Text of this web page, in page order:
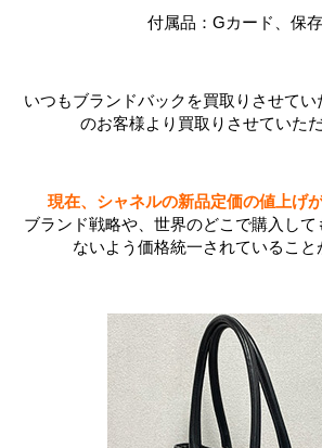
付属品：Gカード、保
いつもブランドバックを買取りさせて
のお客様より買取りさせていただ
現在、シャネルの新品定価の値上げ
ブランド戦略や、世界のどこで購入し
ないよう価格統一されていること